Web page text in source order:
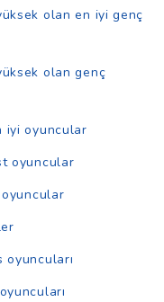
olan en iyi genç
olan genç
iyi oyuncular
oyuncular